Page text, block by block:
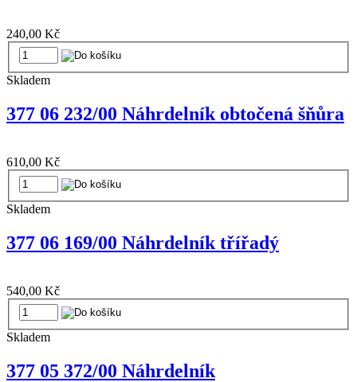
240,00 Kč
Skladem
377 06 232/00 Náhrdelník obtočená šňůra
610,00 Kč
Skladem
377 06 169/00 Náhrdelník třířadý
540,00 Kč
Skladem
377 05 372/00 Náhrdelník